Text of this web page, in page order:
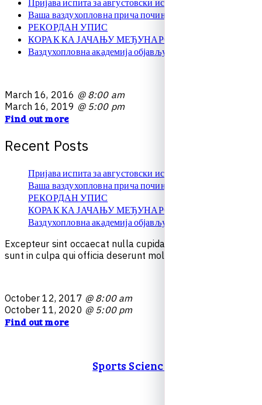
Ваша ваздухопловна прича почиње овде!
РЕКОРДАН УПИС
КОРАК КА ЈАЧАЊУ МЕЂУНАРОДНЕ САРАДЊЕ
Ваздухопловна академија објављује упис на � …
March 16, 2016 @ 8:00 am
March 16, 2019 @ 5:00 pm
Find out more
Recent Posts
Пријава испита за августовски испитни рок
Ваша ваздухопловна прича почиње овде!
РЕКОРДАН УПИС
КОРАК КА ЈАЧАЊУ МЕЂУНАРОДНЕ САРАДЊЕ
Ваздухопловна академија објављује упис на � …
Excepteur sint occaecat nulla cupida
sunt in culpa qui officia deserunt mol
Octo ber 1 2, 2017 @ 8:00 am
Octo ber 11, 2020 @ 5:00 pm
Find out more
Sports Science